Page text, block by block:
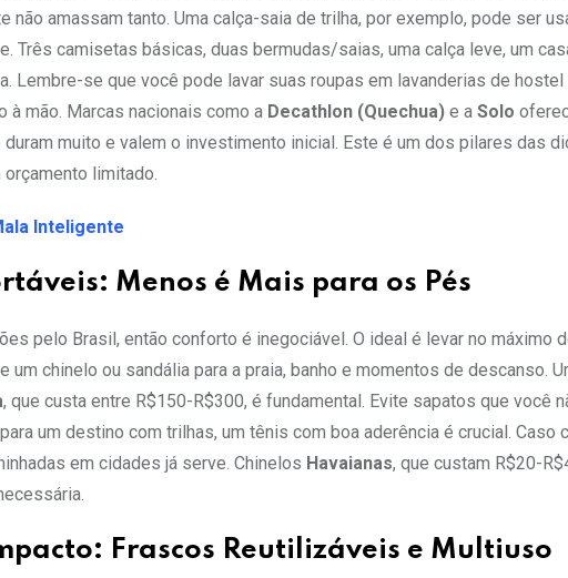
amassam tanto. Uma calça-saia de trilha, por exemplo, pode ser
Três camisetas básicas, duas bermudas/saias, uma calça leve, um
Lembre-se que você pode lavar suas roupas em lavanderias de
à mão. Marcas nacionais como a Decathlon (Quechua) e a Solo
muito e valem o investimento inicial. Este é um dos pilares das
limitado.
Inteligente
Menos é Mais para os Pés
pelo Brasil, então conforto é inegociável. O ideal é levar no máximo
chinelo ou sandália para a praia, banho e momentos de descanso.
, que custa entre R$150-R$300, é fundamental. Evite sapatos que você
um destino com trilhas, um tênis com boa aderência é crucial. Caso
em cidades já serve. Chinelos Havaianas, que custam R$20-
Frascos Reutilizáveis e Multiuso